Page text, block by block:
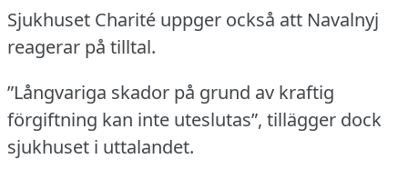
Sjukhuset Charité uppger också att Navalnyj
reagerar på tilltal.
”Långvariga skador på grund av kraftig
förgiftning kan inte uteslutas”, tillägger dock
sjukhuset i uttalandet.